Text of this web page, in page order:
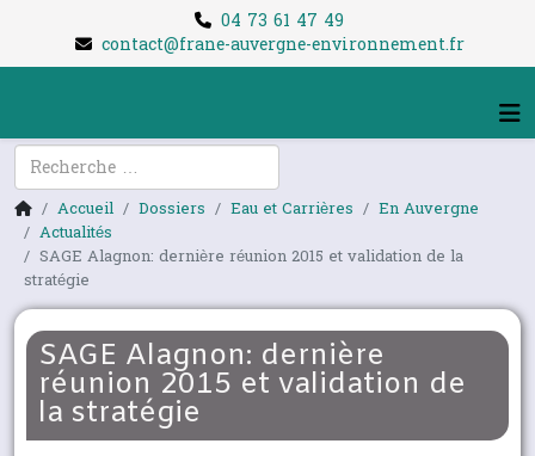
04 73 61 47 49
contact@frane-auvergne-environnement.fr
Rechercher
Accueil
Dossiers Eau et Carrières
En Auvergne
Actualités
SAGE Alagnon: dernière réunion 2015 et validation de la
stratégie
SAGE Alagnon: dernière
réunion 2015 et validation de
la stratégie